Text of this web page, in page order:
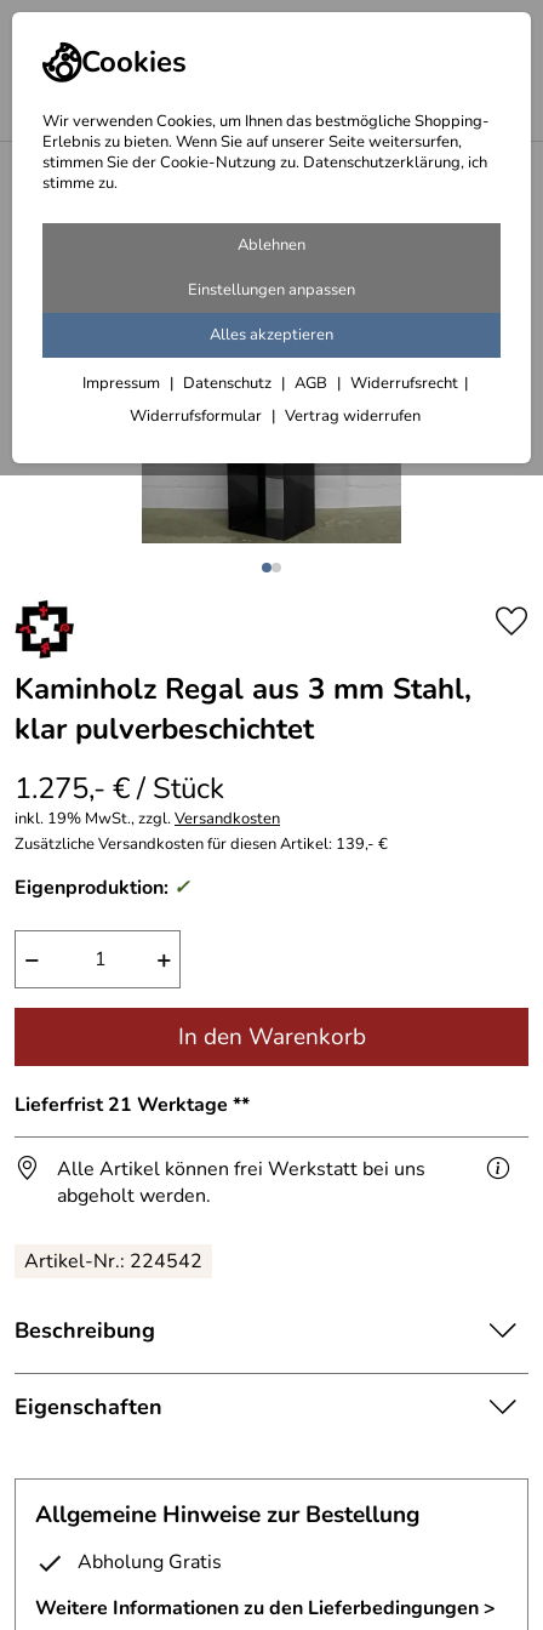
Cookies
Wir verwenden Cookies, um Ihnen das bestmögliche Shopping-
Erlebnis zu bieten. Wenn Sie auf unserer Seite weitersurfen,
stimmen Sie der Cookie-Nutzung zu. Datenschutzerklärung, ich
stimme zu.
Ablehnen
Einstellungen anpassen
Alles akzeptieren
Impressum Datenschutz AGB
Widerrufsrecht
Widerrufsformular
Vertrag widerrufen
Kaminholz Regale ohne Rückwand
Kaminholz Regal aus 3 mm Stahl,
klar pulverbeschichtet
1.275,- € / Stück
inkl. 19% MwSt., zzgl.Versandkosten
Zusätzliche Versandkosten für diesen Artikel: 139,- €
Eigenproduktion: ✓
− +
In den Warenkorb
Lieferfrist 21 Werktage **
Alle Artikel können frei Werkstatt bei uns
abgeholt werden.
Artikel-Nr.: 224542
Beschreibung
Kaminholz Regal
aus 3 mm Stahlblech geschweißt, klar pulverbeschichtet
Die Seitenteile sind ca. 20 mm nach inne gekantet und mit
Das erhöht die Stabilität und erleichtert die Fertigung.
Wir fertigen unsere Kaminholz Regale in jeder
Eigenschaften
Maße:
HBT ca. 140 /35/30 cm mm
Material:
Fertigungsverfa
Stahl geschweißt
Allgemeine Hinweise zur Bestellung
Abholung Gratis
Weitere Informationen zu den Lieferbedingungen >